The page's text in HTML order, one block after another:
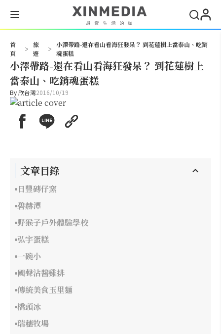
首
頁
>
旅
遊
>
小澤帶路-還在看山看海狂發呆？ 到花蓮樹上當泰山、吃銷
魂蛋糕
小澤帶路-還在看山看海狂發呆？ 到花蓮樹上
當泰山、吃銷魂蛋糕
By欣台灣2016/10/19
文章目錄
日豐磚仔窯
碧赫潭
野猴子戶外體驗學校
弘宇蛋糕
一碗小
國聲沾醬雞排
傳統美食玉里麵
橋頭冰
瑞穗牧場